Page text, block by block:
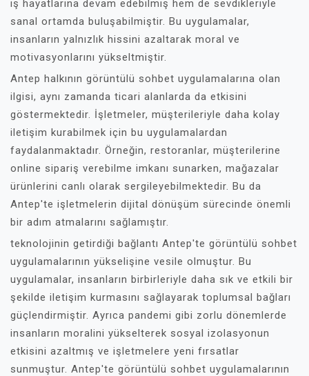
iş hayatlarına devam edebilmiş hem de sevdikleriyle
sanal ortamda buluşabilmiştir. Bu uygulamalar,
insanların yalnızlık hissini azaltarak moral ve
motivasyonlarını yükseltmiştir.
Antep halkının görüntülü sohbet uygulamalarına olan
ilgisi, aynı zamanda ticari alanlarda da etkisini
göstermektedir. İşletmeler, müşterileriyle daha kolay
iletişim kurabilmek için bu uygulamalardan
faydalanmaktadır. Örneğin, restoranlar, müşterilerine
online sipariş verebilme imkanı sunarken, mağazalar
ürünlerini canlı olarak sergileyebilmektedir. Bu da
Antep'te işletmelerin dijital dönüşüm sürecinde önemli
bir adım atmalarını sağlamıştır.
teknolojinin getirdiği bağlantı Antep'te görüntülü sohbet
uygulamalarının yükselişine vesile olmuştur. Bu
uygulamalar, insanların birbirleriyle daha sık ve etkili bir
şekilde iletişim kurmasını sağlayarak toplumsal bağları
güçlendirmiştir. Ayrıca pandemi gibi zorlu dönemlerde
insanların moralini yükselterek sosyal izolasyonun
etkisini azaltmış ve işletmelere yeni fırsatlar
sunmuştur. Antep'te görüntülü sohbet uygulamalarının